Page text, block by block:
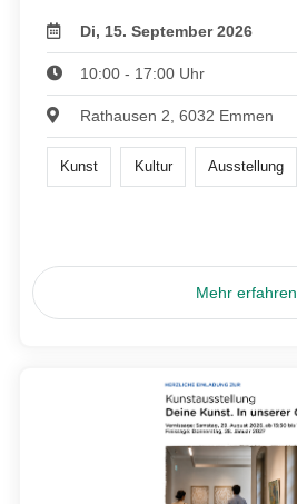
Di, 15. September 2026
10:00 - 17:00 Uhr
Rathausen 2, 6032 Emmen
Kunst Kultur Ausstellung
Mehr erfahren